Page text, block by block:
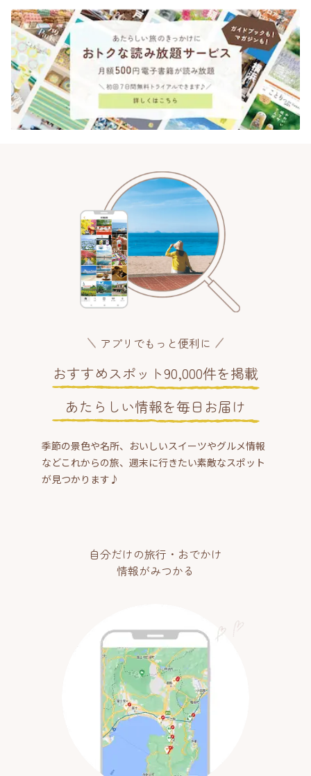
アプリでもっと便利に
おすすめスポット90,000件を掲載
あたらしい情報を毎日お届け
季節の景色や名所、おいしいスイーツやグルメ情報
などこれからの旅、週末に行きたい素敵なスポット
が見つかります♪
自分だけの旅行・おでかけ
情報がみつかる